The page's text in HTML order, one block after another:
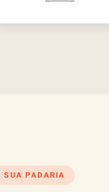
SUA PADARIA